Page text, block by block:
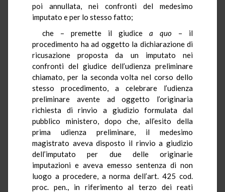
poi annullata, nei confronti del medesimo
imputato e per lo stesso fatto;
che – premette il giudice a quo – il
procedimento ha ad oggetto la dichiarazione di
ricusazione proposta da un imputato nei
confronti del giudice dell’udienza preliminare
chiamato, per la seconda volta nel corso dello
stesso procedimento, a celebrare l’udienza
preliminare avente ad oggetto l’originaria
richiesta di rinvio a giudizio formulata dal
pubblico ministero, dopo che, all’esito della
prima udienza preliminare, il medesimo
magistrato aveva disposto il rinvio a giudizio
dell’imputato per due delle originarie
imputazioni e aveva emesso sentenza di non
luogo a procedere, a norma dell’art. 425 cod.
proc. pen., in riferimento al terzo dei reati